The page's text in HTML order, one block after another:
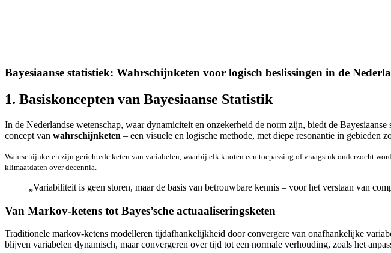
Bayesiaanse statistiek: Wahrschijnketen voor logisch beslissingen in de
1. Basiskoncepten van Bayesiaanse Statistik
In de Nederlandse wetenschap, waar dynamiciteit en onzekerheid de norm zijn, biedt de
concept van wahrschijnketen – een visuele en logische methode, met diepe resonantie in gebieden
Wahrschijnketen zijn gerichtede keten van variabelen, waarbij elk knoten een toepassing of vraagstuk onderzocht
klimaatdaten over decennia.
„Variabiliteit is geen storen, maar de basis van betrouwbare kennis – voor het verstaan van
Van Markov-ketens tot Bayes’sche actuaaliseringsketen
Traditionele markov-ketens modelleren tijdafhankelijkheid door convergere van onafhankelijke
blijven variabelen dynamisch, maar convergeren over tijd tot een normale verhouding, zoals het